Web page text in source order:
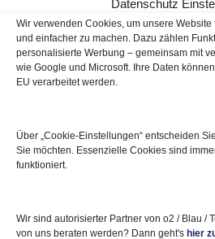
Datenschutz
Wir verwenden Cookies, um unsere
und einfacher zu machen. Dazu zählen
personalisierte Werbung – gemeinsam mit
wie Google und Microsoft. Ihre Daten
EU verarbeitet werden.
Über „Cookie‑Einstellungen“ entscheiden
Sie möchten. Essenzielle Cookies sind
funktioniert.
Wir sind autorisierter Partner von o2 / Blau /
von uns beraten werden? Dann geht's hier
o2 Angebote für DSL / VDSL,
oder über LTE (4G) bzw. 5G –
abhängig vom Standort
Tarifen erhalten Sie jetzt
Bereitstellungsgebühr). Dieses
alle Neukunden und ein o2